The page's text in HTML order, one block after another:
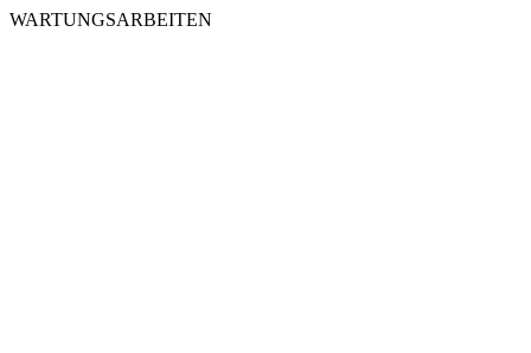
WARTUNGSARBEITEN